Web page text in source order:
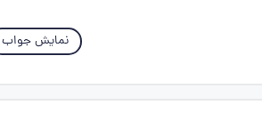
نمایش جواب